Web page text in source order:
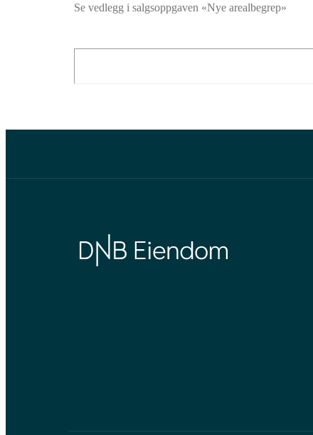
Se vedlegg i salgsoppgaven «Nye arealbegrep»